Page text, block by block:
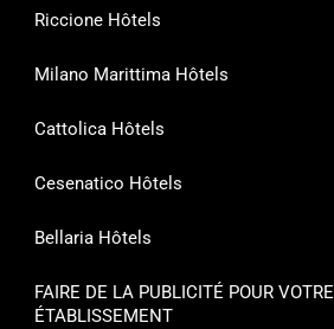
Riccione Hôtels
Milano Marittima Hôtels
Cattolica Hôtels
Cesenatico Hôtels
Bellaria Hôtels
FAIRE DE LA PUBLICITÉ POUR VOTRE
ÉTABLISSEMENT